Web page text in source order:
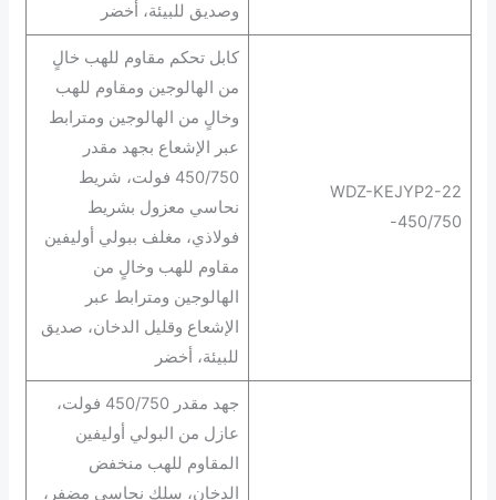
وصديق للبيئة، أخضر
WDZ-KEJYP2-22
-450/750
كابل تحكم مقاوم للهب خالٍ
من الهالوجين ومقاوم للهب
وخالٍ من الهالوجين ومترابط
عبر الإشعاع بجهد مقدر
450/750 فولت، شريط
نحاسي معزول بشريط
فولاذي، مغلف ببولي أوليفين
مقاوم للهب وخالٍ من
الهالوجين ومترابط عبر
الإشعاع وقليل الدخان، صديق
للبيئة، أخضر
جهد مقدر 450/750 فولت،
عازل من البولي أوليفين
المقاوم للهب منخفض
الدخان، سلك نحاسي مضفر،